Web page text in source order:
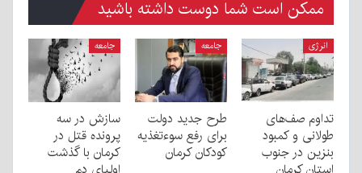
ممکن است شما دوست داشته باشید
انرژی
تداوم صف‌های
طولانی و کمبود
بنزین در جنوب
جامعه
طرح جدید دولت
برای رفع سوءتغذیه
کودکان کرمان
جامعه
سازش در سه
پرونده قتل در
کرمان با گذشت